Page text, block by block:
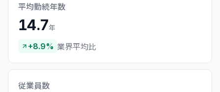
平均勤続年数
14.7年
+8.9% 業界平均比
従業員数